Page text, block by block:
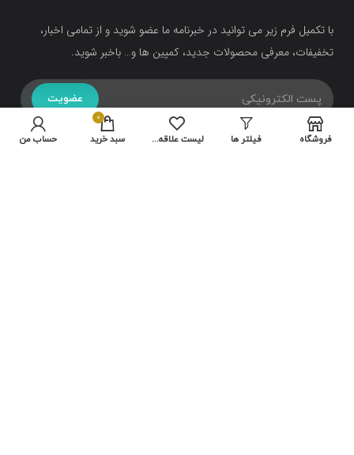
با تکمیل فرم زیر می توانید در خبرنامه ما عضو شوید و از تمامی اخبار،
تخفیفات، معرفی محصولات جدید، کمپین ها و… باخبر شوید.
عضویت
فروشگاه فیلتر ها لیست علاقه مندی ها
0
سبد خرید حساب من